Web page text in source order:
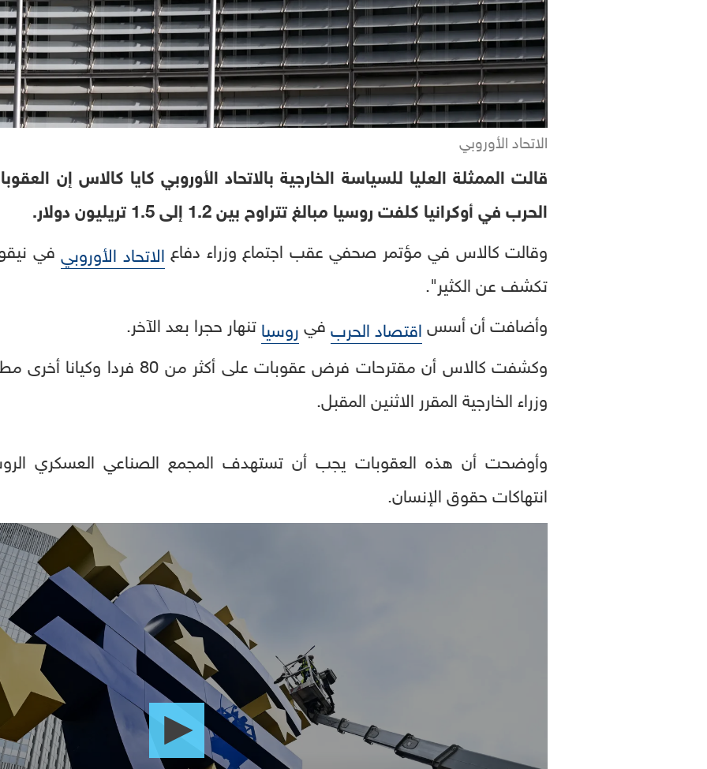
الاتحاد الأوروبي
قالت الممثلة العليا للسياسة الخارجية بالاتحاد الأوروبي كايا كالاس إن
الحرب في أوكرانيا كلفت روسيا مبالغ تتراوح بين 1.2 إلى 1.5 تريليون دولار.
وقالت كالاس في مؤتمر صحفي عقب اجتماع وزراء دفاع الاتحاد الأوروبي في
تكشف عن الكثير".
وأضافت أن أسساقتصاد الحربفيروسياتنهار حجرا بعد الآخر.
وكشفت كالاس أن مقترحات فرض عقوبات
وزراء الخارجية المقرر الاثنين المقبل.
وأوضحت أن هذه العقوبات يجب أن تستهدف المجمع الصناعي العسكري
انتهاكات حقوق الإنسان.